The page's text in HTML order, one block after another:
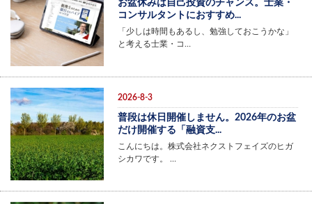
お盆休みは自己投資のチャンス。士業・
コンサルタントにおすすめ...
「少しは時間もあるし、勉強しておこうかな」
と考える士業・コ…
2026-8-3
普段は休日開催しません。2026年のお盆
だけ開催する「融資支...
こんにちは。株式会社ネクストフェイズのヒガ
シカワです。 …